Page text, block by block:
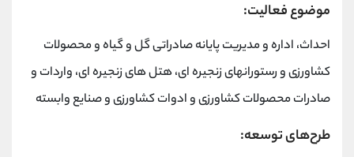
موضوع فعالیت:
احداث، اداره و مدیریت پایانه صادراتی گل و گیاه و محصولات
کشاورزی و رستورانهای زنجیره ای، هتل های زنجیره ای، واردات و
صادرات محصولات کشاورزی و ادوات کشاورزی و صنایع وابسته
طرح‌های توسعه: